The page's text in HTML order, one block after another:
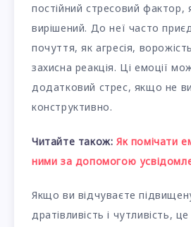
постійний стресовий фактор,
вирішений. До неї часто
почуття, як агресія,
захисна реакція. Ці емоції
додатковий стрес, якщо не
конструктивно.
Читайте також: Як помічати
ними за допомогою
Якщо ви відчуваєте
дратівливість і чутливість,